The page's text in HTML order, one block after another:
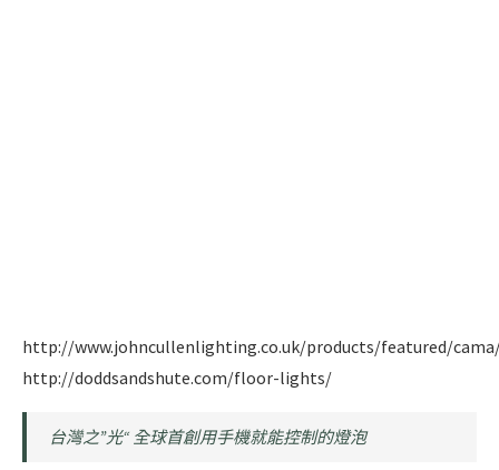
http://www.johncullenlighting.co.uk/products/featured/
http://doddsandshute.com/floor-lights/
台灣之”光“ 全球首創用手機就能控制的燈泡